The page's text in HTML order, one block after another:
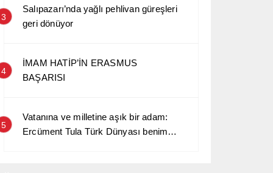
3
Salıpazarı’nda yağlı pehlivan güreşleri
geri dönüyor
4
İMAM HATİP’İN ERASMUS
BAŞARISI
5
Vatanına ve milletine aşık bir adam:
Ercüment Tula Türk Dünyası benim